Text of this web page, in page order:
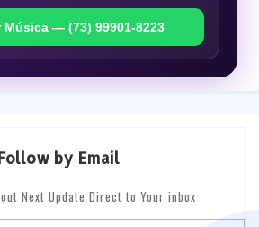
Música — (73) 99901-8223
by Email
Next Update Direct to Your inbox